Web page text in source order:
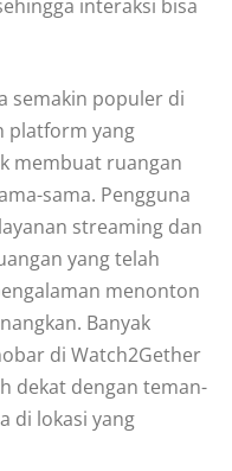
interaksi bisa
semakin populer di
platform yang
membuat ruangan
sama. Pengguna
streaming dan
yang telah
menonton
Banyak
di Watch2Gether
dekat dengan teman-
di lokasi yang